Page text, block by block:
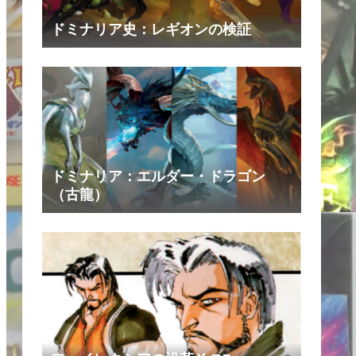
ドミナリア史：レギオンの検証
ドミナリア：エルダー・ドラゴン
（古龍）